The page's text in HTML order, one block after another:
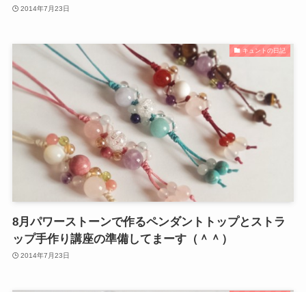
2014年7月23日
キュントの日記
8月パワーストーンで作るペンダントトップとストラ
ップ手作り講座の準備してまーす（＾＾）
2014年7月23日